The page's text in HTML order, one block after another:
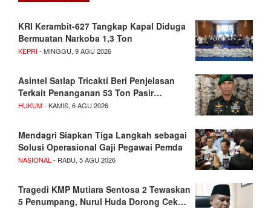
KRI Kerambit-627 Tangkap Kapal Diduga
Bermuatan Narkoba 1,3 Ton
KEPRI- MINGGU, 9 AGU 2026
Asintel Satlap Tricakti Beri Penjelasan
Terkait Penanganan 53 Ton Pasir…
HUKUM- KAMIS, 6 AGU 2026
Mendagri Siapkan Tiga Langkah sebagai
Solusi Operasional Gaji Pegawai Pemda
NASIONAL - RABU, 5 AGU 2026
Tragedi KMP Mutiara Sentosa 2 Tewaskan
5 Penumpang, Nurul Huda Dorong Cek…